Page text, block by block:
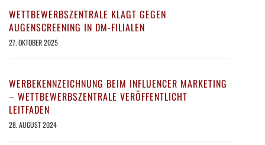
WETTBEWERBSZENTRALE KLAGT GEGEN
AUGENSCREENING IN DM-FILIALEN
27. OKTOBER 2025
WERBEKENNZEICHNUNG BEIM INFLUENCER MARKETING
– WETTBEWERBSZENTRALE VERÖFFENTLICHT
LEITFADEN
28. AUGUST 2024